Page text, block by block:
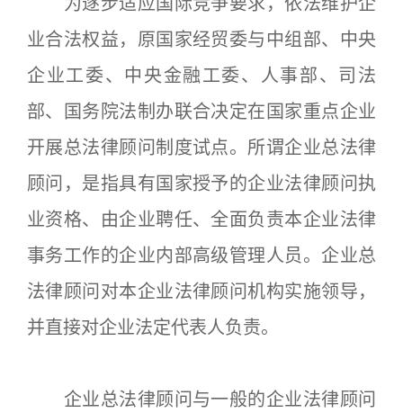
业合法权益，原国家经贸委与中组部、中央
企业工委、中央金融工委、人事部、司法
部、国务院法制办联合决定在国家重点企业
开展总法律顾问制度试点。所谓企业总法律
顾问，是指具有国家授予的企业法律顾问执
业资格、由企业聘任、全面负责本企业法律
事务工作的企业内部高级管理人员。企业总
法律顾问对本企业法律顾问机构实施领导，
并直接对企业法定代表人负责。
企业总法律顾问与一般的企业法律顾问